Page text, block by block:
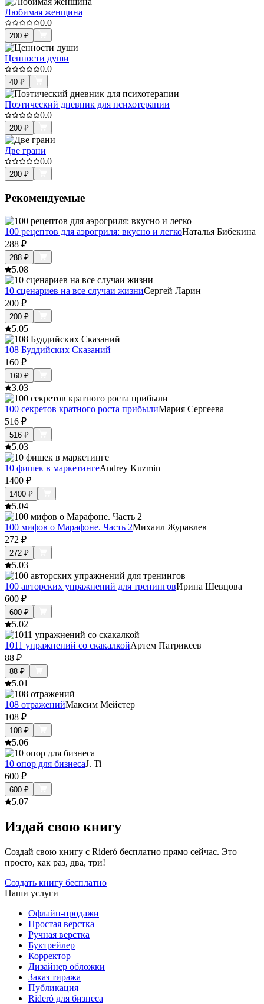
Любимая женщина
0.0
200 ₽
Ценности души
0.0
40 ₽
Поэтический дневник для психотерапии
0.0
200 ₽
Две грани
0.0
200 ₽
Рекомендуемые
100 рецептов для аэрогриля: вкусно и легкоНаталья Бибекина
288 ₽
288 ₽
5.08
10 сценариев на все случаи жизниСергей Ларин
200 ₽
200 ₽
5.05
108 Буддийских Сказаний
160 ₽
160 ₽
3.03
100 секретов кратного роста прибылиМария Сергеева
516 ₽
516 ₽
5.03
10 фишек в маркетингеAndrey Kuzmin
1400 ₽
1400 ₽
5.04
100 мифов о Марафоне. Часть 2Михаил Журавлев
272 ₽
272 ₽
5.03
100 авторских упражнений для тренинговИрина Шевцова
600 ₽
600 ₽
5.02
1011 упражнений со скакалкойАртем Патрикеев
88 ₽
88 ₽
5.01
108 отраженийМаксим Мейстер
108 ₽
108 ₽
5.06
10 опор для бизнесаJ. Ti
600 ₽
600 ₽
5.07
Издай свою книгу
Создай свою книгу с Rideró бесплатно прямо сейчас. Это
просто, как раз, два, три!
Создать книгу бесплатно
Наши услуги
Офлайн-продажи
Простая верстка
Ручная верстка
Буктрейлер
Корректор
Дизайнер обложки
Заказ тиража
Публикация
Rideró для бизнеса